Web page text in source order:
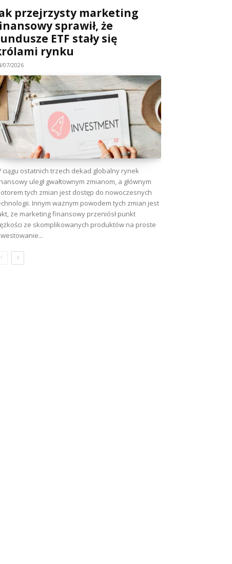
przejrzysty marketing
sprawił, że
ETF stały się
rynku
07/2026
ciągu ostatnich trzech dekad globalny rynek
uległ gwałtownym zmianom, a głównym
tych zmian jest dostęp do nowoczesnych
Innym ważnym powodem tych zmian jest
że marketing finansowy przeniósł punkt
ze skomplikowanych produktów na proste